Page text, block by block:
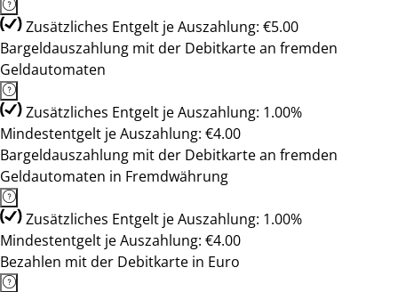
Zusätzliches Entgelt je Auszahlung: €5.00
Bargeldauszahlung mit der Debitkarte an fremden
Geldautomaten
Zusätzliches Entgelt je Auszahlung: 1.00%
Mindestentgelt je Auszahlung: €4.00
Bargeldauszahlung mit der Debitkarte an fremden
Geldautomaten in Fremdwährung
Zusätzliches Entgelt je Auszahlung: 1.00%
Mindestentgelt je Auszahlung: €4.00
Bezahlen mit der Debitkarte in Euro